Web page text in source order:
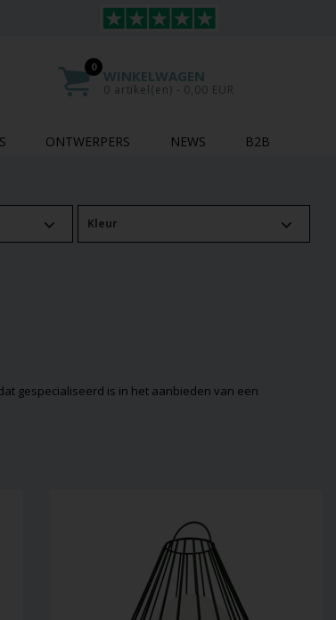
0
WINKELWAGEN
0 artikel(en) - 0,00 EUR
ONTWERPERS NEWS B2B
Kleur
gespecialiseerd is in het aanbieden van een